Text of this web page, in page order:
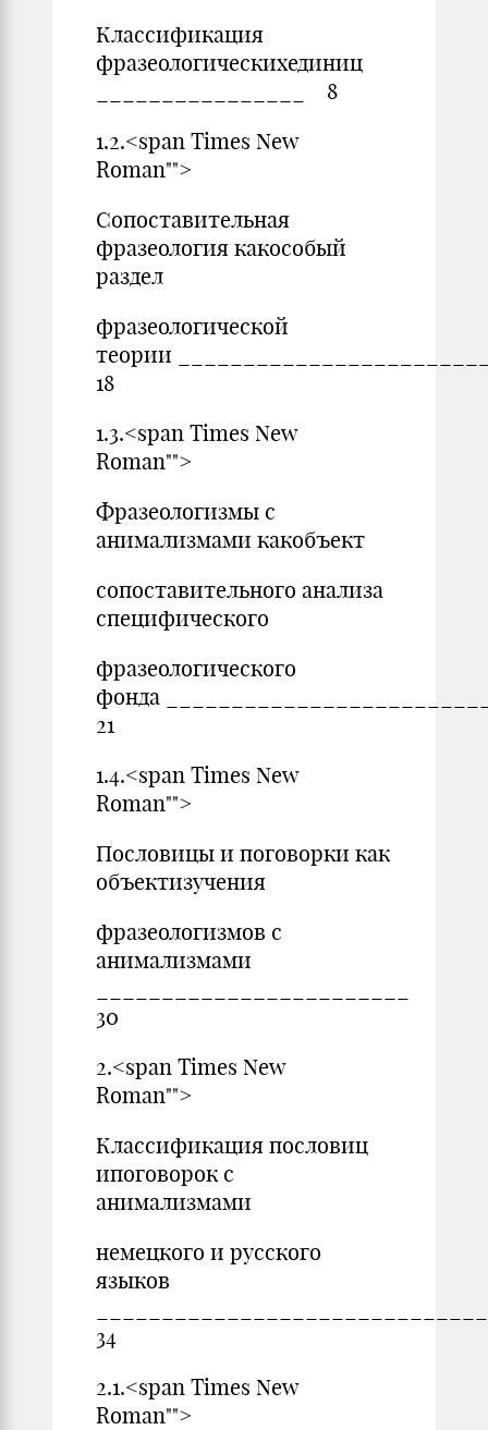
Классификация
фразеологическихединиц
________________ 8
1.2.<span Times New
Roman"">
Сопоставительная
фразеология какособый
раздел
фразеологической
теории
18
1.3.<span Times New
Roman"">
Фразеологизмы с
анимализмами какобъект
сопоставительного анализа
специфического
фразеологического
фонда
21
1.4.<span Times New
Roman"">
Пословицы и поговорки как
объектизучения
фразеологизмов с
анимализмами
30
2.<span Times New
Roman"">
Классификация пословиц
ипоговорок с
анимализмами
немецкого и русского
языков
34
2.1.<span Times New
Roman"">